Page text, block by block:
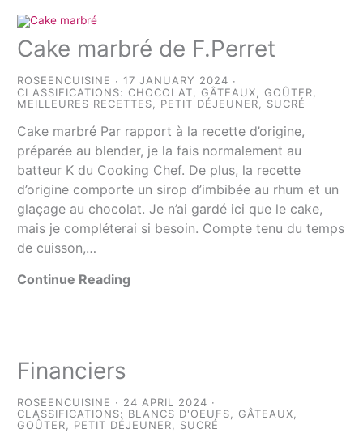
Cake marbré de F.Perret
ROSEENCUISINE
17 JANUARY 2024
CLASSIFICATIONS:CHOCOLAT,GÂTEAUX,GOÛTER,
MEILLEURES RECETTES, PETIT DÉJEUNER, SUCRÉ
Cake marbré Par rapport à la recette d’origine,
préparée au blender, je la fais normalement au
batteur K du Cooking Chef. De plus, la recette
d’origine comporte un sirop d’imbibée au rhum et un
glaçage au chocolat. Je n’ai gardé ici que le cake,
mais je compléterai si besoin. Compte tenu du temps
de cuisson,…
Continue Reading
Financiers
ROSEENCUISINE
24 APRIL 2024
CLASSIFICATIONS: BLANCS D'OEUFS,GÂTEAUX,
GOÛTER, PETIT DÉJEUNER, SUCRÉ